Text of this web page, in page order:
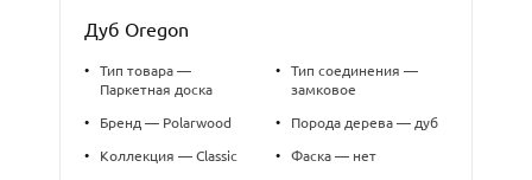
Дуб Oregon
•
Тип товара —
Паркетная доска
• Бренд — Polarwood
• Коллекция — Classic
•
Тип соединения —
замковое
• Порода дерева — дуб
• Фаска — нет